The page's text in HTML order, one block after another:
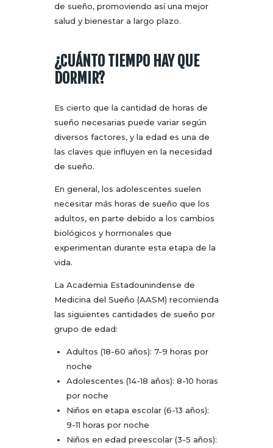
de sueño, promoviendo así una mejor
salud y bienestar a largo plazo.
¿CUÁNTO TIEMPO HAY QUE
DORMIR?
Es cierto que la cantidad de horas de
sueño necesarias puede variar según
diversos factores, y la edad es una de
las claves que influyen en la necesidad
de sueño.
En general, los adolescentes suelen
necesitar más horas de sueño que los
adultos, en parte debido a los cambios
biológicos y hormonales que
experimentan durante esta etapa de la
vida.
La Academia Estadounindense de
Medicina del Sueño (AASM) recomienda
las siguientes cantidades de sueño por
grupo de edad:
Adultos (18-60 años): 7-9 horas por
noche
Adolescentes (14-18 años): 8-10 horas
por noche
Niños en etapa escolar (6-13 años):
9-11 horas por noche
Niños en edad preescolar (3-5 años):